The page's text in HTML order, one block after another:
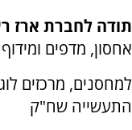
תודה לחברת ארז
אחסון, מדפים
למחסנים, מרכזים
התעשייה שח"ק